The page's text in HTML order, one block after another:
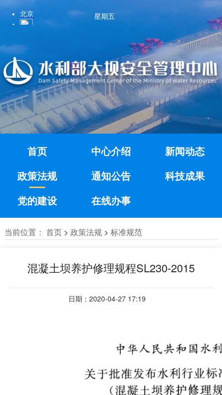
星期五
首页 中心介绍
新闻动态
政策法规
通知公告
科技成果
党的建设
在线办事
当前位置： 首页> 政策法规> 标准规范
混凝土坝养护修理规程SL230-2015
日期：2020-04-27 17:19